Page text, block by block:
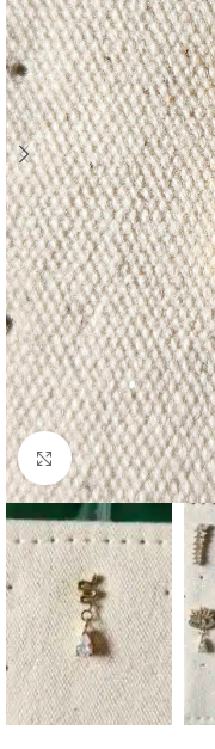
Click to enlarge